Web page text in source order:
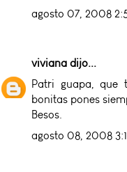
agosto 07, 2008
viviana dijo...
Patri guapa, que
bonitas pones
Besos.
agosto 08, 2008